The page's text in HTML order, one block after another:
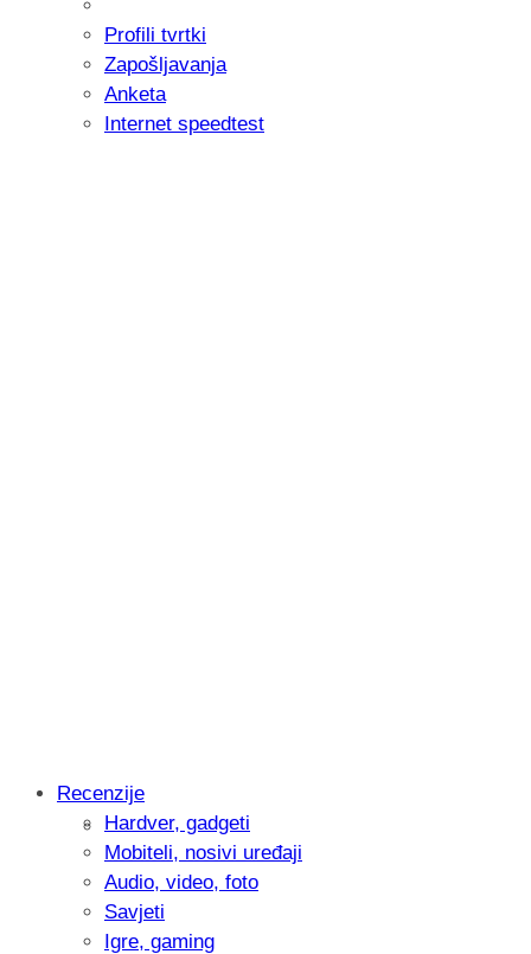
Profili tvrtki
Zapošljavanja
Anketa
Internet speedtest
Intervju: Goran Jović, fotograf -
Recenzije
Hardver, gadgeti
Mobiteli, nosivi uređaji
Audio, video, foto
Savjeti
Igre, gaming